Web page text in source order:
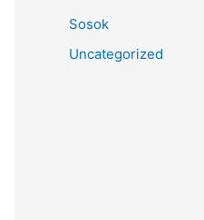
Sosok
Uncategorized